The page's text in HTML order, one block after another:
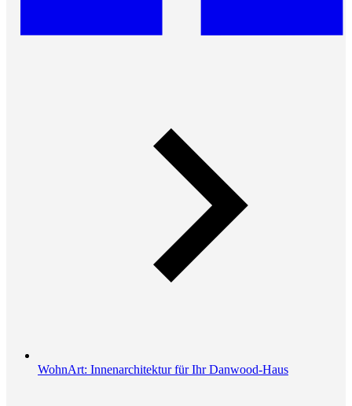
WohnArt: Innenarchitektur für Ihr Danwood-Haus